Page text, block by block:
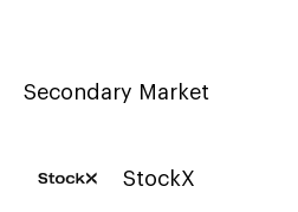
Secondary Market
StockX